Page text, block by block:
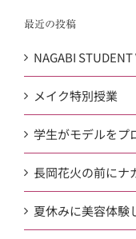
最近の投稿
NAGABI STUDENT
メイク特別授業
学生がモデルをプ
長岡花火の前にナ
夏休みに美容体験